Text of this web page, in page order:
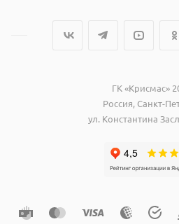
ГК «Крисмас»
Россия, Санкт-
ул. Константина